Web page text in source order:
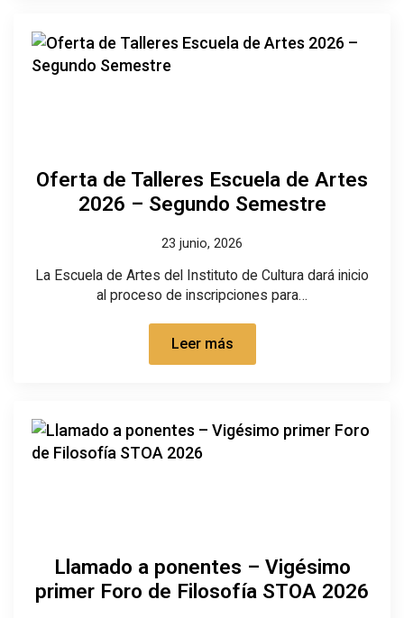
Oferta de Talleres Escuela de Artes
2026 – Segundo Semestre
23 junio, 2026
La Escuela de Artes del Instituto de Cultura dará inicio
al proceso de inscripciones para…
Leer más
Llamado a ponentes – Vigésimo
primer Foro de Filosofía STOA 2026